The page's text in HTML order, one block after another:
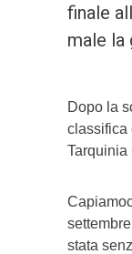
finale
male la
Dopo la
classifica
Tarquinia
stata